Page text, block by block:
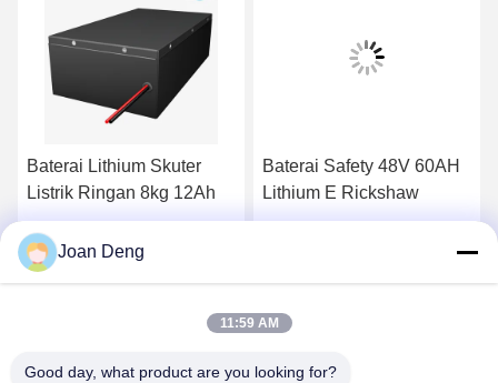
Baterai Lithium Skuter
Listrik Ringan 8kg 12Ah
Dapatkan Harga Terbaik
Baterai Safety 48V 60AH
Lithium E Rickshaw
Dapatkan Harga Terbaik
Joan Deng
11:59 AM
Good day, what product are you looking for?